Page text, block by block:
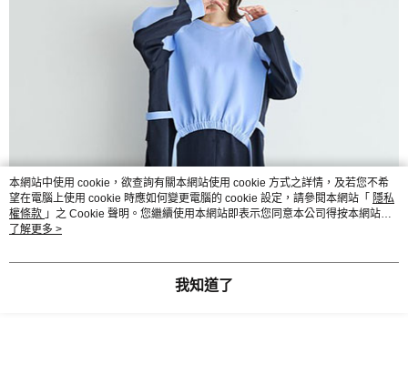
本網站中使用 cookie，欲查詢有關本網站使用 cookie 方式之詳情，及若您不希
望在電腦上使用 cookie 時應如何變更電腦的 cookie 設定，請參閱本網站「 隱私
權條款 」之 Cookie 聲明。您繼續使用本網站即表示您同意本公司得按本網站使
用條款之 Cookie 聲明使用 cookie。
了解更多 >
我知道了